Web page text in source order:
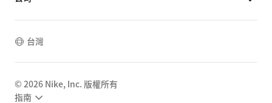
台灣
© 2026 Nike, Inc. 版權所有
指南